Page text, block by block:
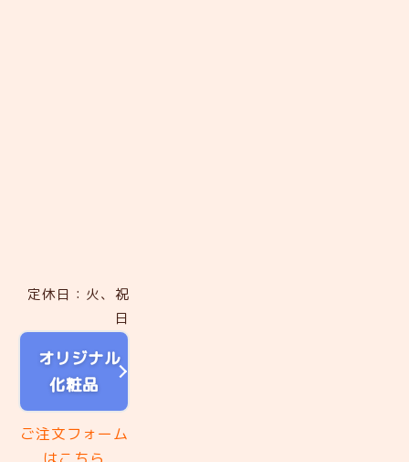
定休日：火、祝
日
オリジナル
化粧品
ご注文フォーム